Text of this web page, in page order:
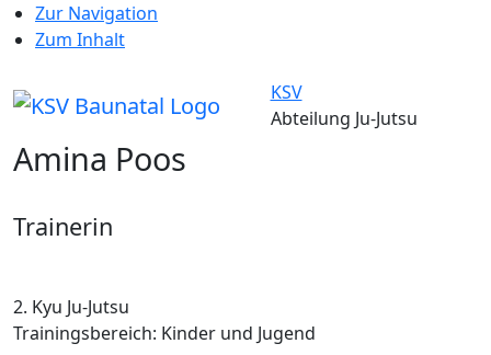
Zur Navigation
Zum Inhalt
KSV
Abteilung Ju-Jutsu
Amina Poos
Trainerin
2. Kyu Ju-Jutsu
Trainingsbereich: Kinder und Jugend